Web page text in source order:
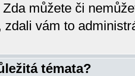
Zda můžete či
zdali vám to
témata?